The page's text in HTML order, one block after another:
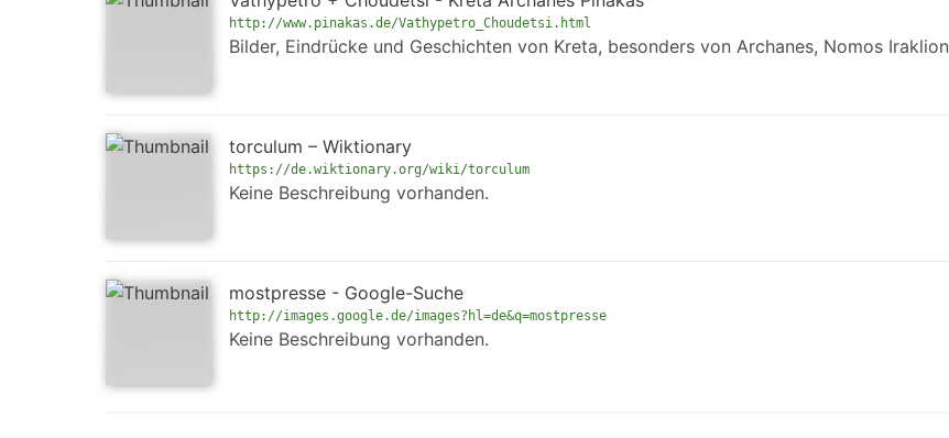
http://www.pinakas.de/Vathypetro_Choudetsi.html
Bilder, Eindrücke und Geschichten von Kreta, besonders von Archanes, Nomos Iraklion
torculum – Wiktionary
https://de.wiktionary.org/wiki/torculum
Keine Beschreibung vorhanden.
mostpresse - Google-Suche
http://images.google.de/images?hl=de&q=mostpresse
Keine Beschreibung vorhanden.